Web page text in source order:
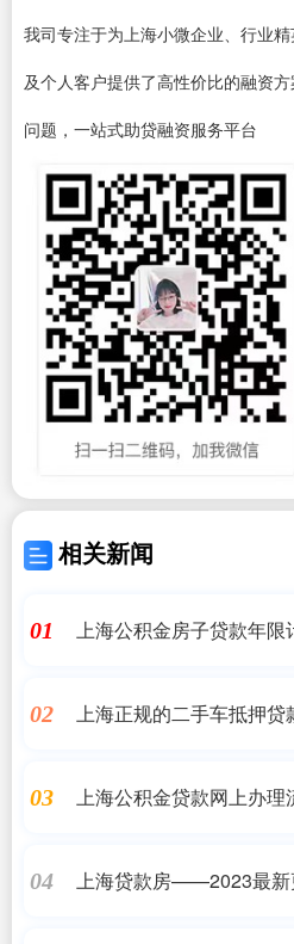
我司专注于为上海小微企业、行业
及个人客户提供了高性价比的融资
问题，一站式助贷融资服务平台
相关新闻
01
上海公积金房子贷款年
02
上海正规的二手车抵押
03
上海公积金贷款网上办
04 上海贷款房——2023最新